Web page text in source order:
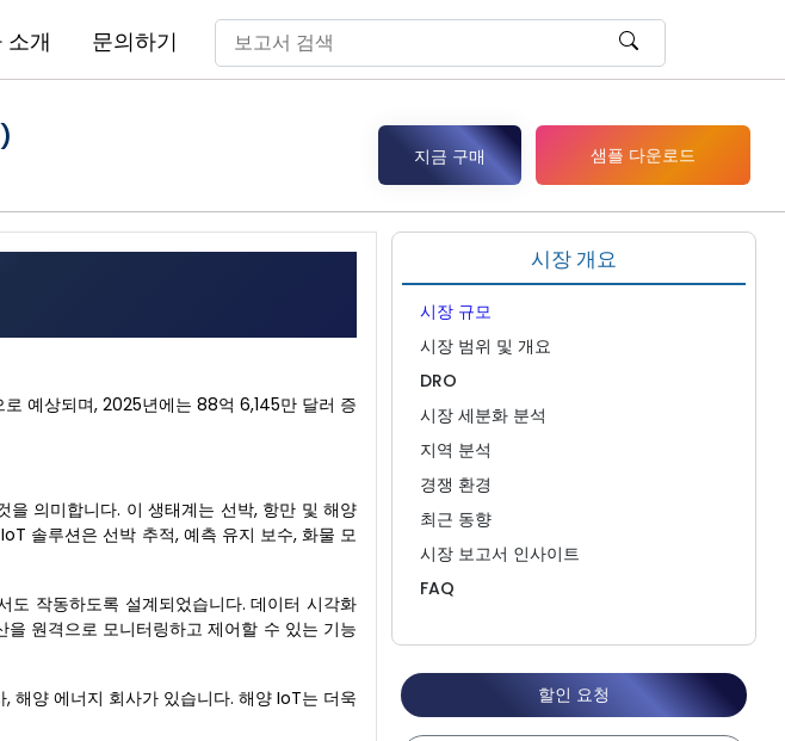
소개 문의하기
지금 구매 샘플 다운로드
예상되며, 2025년에는 88억 6,145만 달러 증
의미합니다. 이 생태계는 선박, 항만 및 해양
솔루션은 선박 추적, 예측 유지 보수, 화물 모
작동하도록 설계되었습니다. 데이터 시각화
원격으로 모니터링하고 제어할 수 있는 기능
해양 에너지 회사가 있습니다. 해양 IoT는 더욱
시장 개요
시장 규모
시장 범위 및 개요
DRO
시장 세분화 분석
지역 분석
경쟁 환경
최근 동향
시장 보고서 인사이트
FAQ
할인 요청